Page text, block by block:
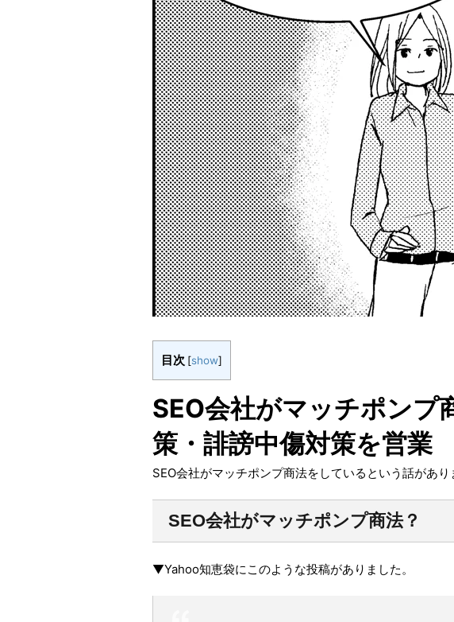
目次 [show]
SEO会社がマッチポンプ
策・誹謗中傷対策を営業
SEO会社がマッチポンプ商法をしているという話があり
SEO会社がマッチポンプ商法？
▼Yahoo知恵袋にこのような投稿がありました。